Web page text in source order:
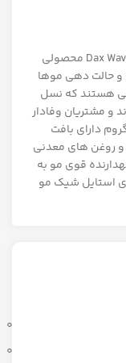
پماد حالت دهنده موی داکس Dax Wave and Groom محصولی
و حالت دهی موها
هستند که نسل
مشتریان وفادار
دارای بافت
روغن های معدنی
قوی مو به
استایل شیک مو
0
0